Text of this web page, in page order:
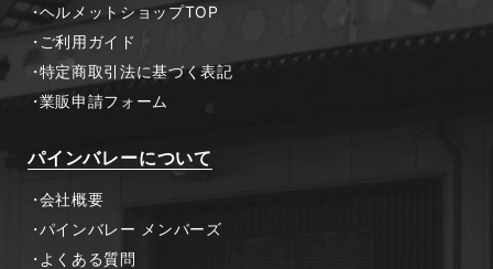
ヘルメットショップTOP
ご利用ガイド
特定商取引法に基づく表記
業販申請フォーム
パインバレーについて
会社概要
パインバレー メンバーズ
よくある質問